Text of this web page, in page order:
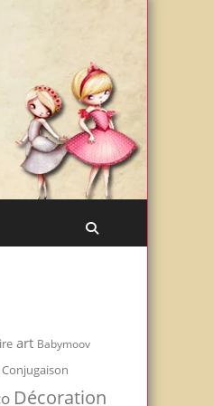
art Babymoov
Conjugaison
Décoration